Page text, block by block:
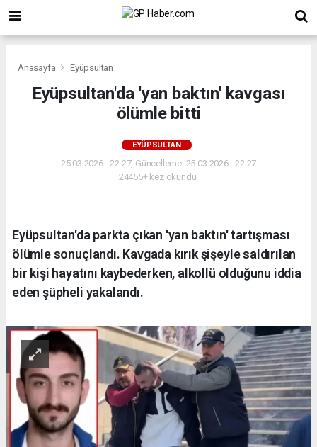
Anasayfa Eyüpsultan
Eyüpsultan'da 'yan baktın' kavgası
ölümle bitti
EYÜPSULTAN
25.03.2026 - 22:27, Güncelleme: 25.03.2026 - 22:27
24455+ kez okundu.
Eyüpsultan'da parkta çıkan 'yan baktın' tartışması
ölümle sonuçlandı. Kavgada kırık şişeyle saldırılan
bir kişi hayatını kaybederken, alkollü olduğunu iddia
eden şüpheli yakalandı.